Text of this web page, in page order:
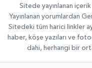
Sitede yayınlanan
Yayınlanan yorumlardan
Sitedeki tüm harici linkler
haber, köşe yazıları ve
dahi, herhangi bir